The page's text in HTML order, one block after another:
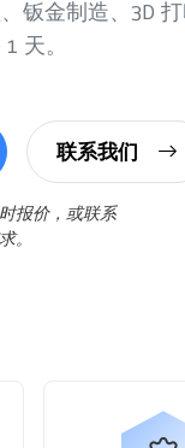
钣金制造、3D
天。
联系我们
报价，或联系
。